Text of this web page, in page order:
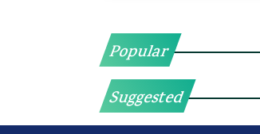
Popular
Suggested